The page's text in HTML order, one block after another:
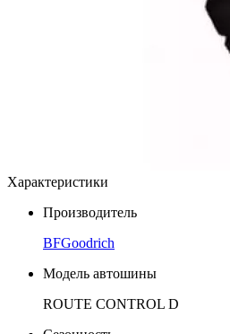
Характеристики
Производитель
BFGoodrich
Модель автошины
ROUTE CONTROL D